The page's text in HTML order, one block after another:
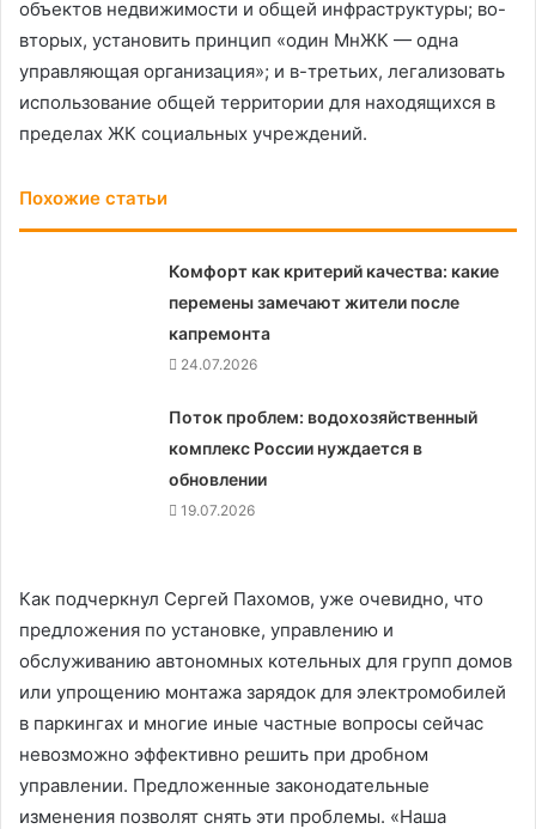
объектов недвижимости и общей инфраструктуры; во-
вторых, установить принцип «один МнЖК — одна
управляющая организация»; и в-третьих, легализовать
использование общей территории для находящихся в
пределах ЖК социальных учреждений.
Похожие статьи
Комфорт как критерий качества: какие
перемены замечают жители после
капремонта
24.07.2026
Поток проблем: водохозяйственный
комплекс России нуждается в
обновлении
19.07.2026
Как подчеркнул Сергей Пахомов, уже очевидно, что
предложения по установке, управлению и
обслуживанию автономных котельных для групп домов
или упрощению монтажа зарядок для электромобилей
в паркингах и многие иные частные вопросы сейчас
невозможно эффективно решить при дробном
управлении. Предложенные законодательные
изменения позволят снять эти проблемы. «Наша